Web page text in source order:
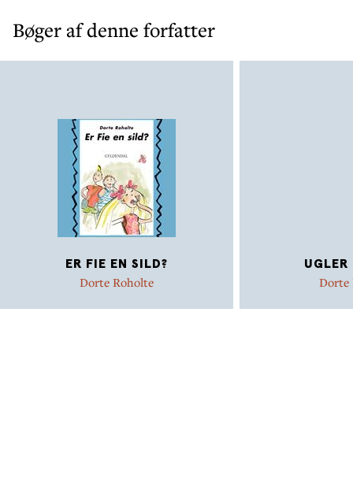
Bøger af denne forfatter
ER FIE EN SILD?
Dorte Roholte
UGLER
Dorte